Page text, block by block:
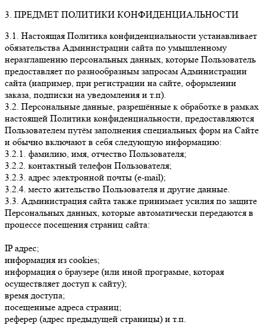
3. ПРЕДМЕТ ПОЛИТИКИ КОНФИДЕНЦИАЛЬНОСТИ
3.1. Настоящая Политика конфиденциальности устанавливает
обязательства Администрации сайта по умышленному
неразглашению персональных данных, которые Пользователь
предоставляет по разнообразным запросам Администрации
сайта (например, при регистрации на сайте, оформлении
заказа, подписки на уведомления и т.п).
3.2. Персональные данные, разрешённые к обработке в рамках
настоящей Политики конфиденциальности, предоставляются
Пользователем путём заполнения специальных форм на Сайте
и обычно включают в себя следующую информацию:
3.2.1. фамилию, имя, отчество Пользователя;
3.2.2. контактный телефон Пользователя;
3.2.3. адрес электронной почты (e-mail);
3.2.4. место жительство Пользователя и другие данные.
3.3. Администрация сайта также принимает усилия по защите
Персональных данных, которые автоматически передаются в
процессе посещения страниц сайта:
IP адрес;
информация из cookies;
информация о браузере (или иной программе, которая
осуществляет доступ к сайту);
время доступа;
посещенные адреса страниц;
реферер (адрес предыдущей страницы) и т.п.